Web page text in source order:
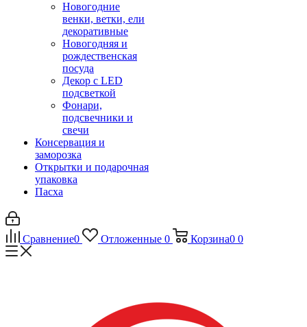
Новогодние
венки, ветки, ели
декоративные
Новогодняя и
рождественская
посуда
Декор с LED
подсветкой
Фонари,
подсвечники и
свечи
Консервация и
заморозка
Открытки и подарочная
упаковка
Пасха
Сравнение0 Отложенные 0 Корзина0 0